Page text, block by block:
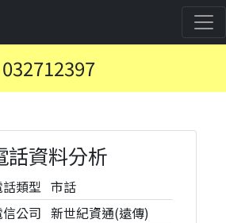
032712397
話資料分析
話類型 市話
信公司 新世紀資通(遠傳)